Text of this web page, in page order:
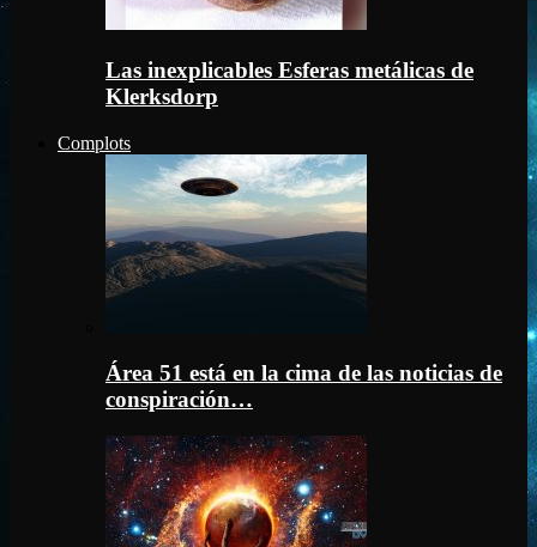
Las inexplicables Esferas metálicas de
Klerksdorp
Complots
Área 51 está en la cima de las noticias de
conspiración…